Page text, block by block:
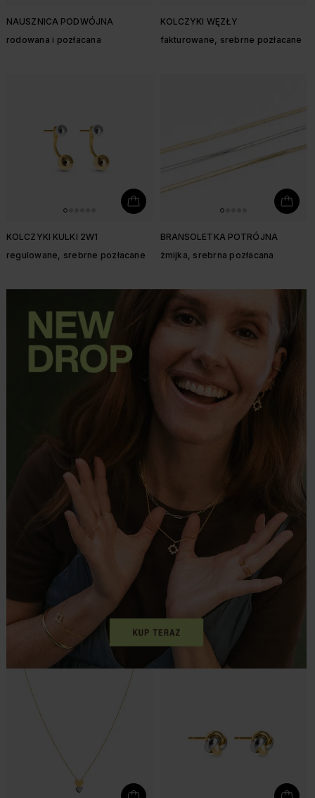
NAUSZNICA PODWÓJNA
rodowana i pozłacana
KOLCZYKI WĘZŁY
fakturowane, srebrne pozłacane
KOLCZYKI KULKI 2W1
regulowane, srebrne pozłacane
BRANSOLETKA POTRÓJNA
żmijka, srebrna pozłacana